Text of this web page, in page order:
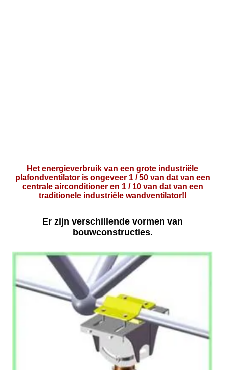
Het energieverbruik van een grote industriële
plafondventilator is ongeveer 1 / 50 van dat van een
centrale airconditioner en 1 / 10 van dat van een
traditionele industriële wandventilator!!
Er zijn verschillende vormen van
bouwconstructies.